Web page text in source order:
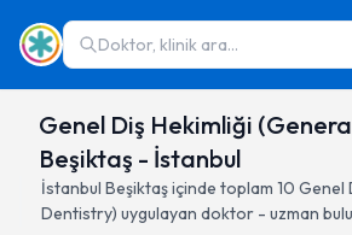
Doktor, klinik ara...
Genel Diş Hekimliği
Beşiktaş - İstanbul
İstanbul Beşiktaşiçinde toplam 10 Genel
Dentistry) uygulayan doktor - uzman